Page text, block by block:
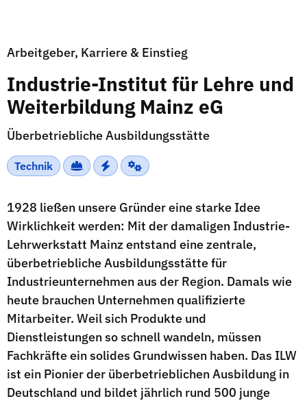
Arbeitgeber, Karriere & Einstieg
Industrie-Institut für Lehre und
Weiterbildung Mainz eG
Überbetriebliche Ausbildungsstätte
Technik
1928 ließen unsere Gründer eine starke Idee
Wirklichkeit werden: Mit der damaligen Industrie-
Lehrwerkstatt Mainz entstand eine zentrale,
überbetriebliche Ausbildungsstätte für
Industrieunternehmen aus der Region. Damals wie
heute brauchen Unternehmen qualifizierte
Mitarbeiter. Weil sich Produkte und
Dienstleistungen so schnell wandeln, müssen
Fachkräfte ein solides Grundwissen haben. Das ILW
ist ein Pionier der überbetrieblichen Ausbildung in
Deutschland und bildet jährlich rund 500 junge